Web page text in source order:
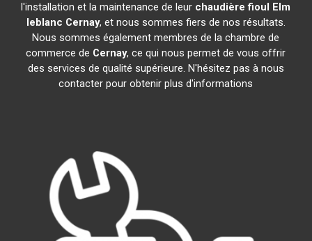
l'installation et la maintenance de leur chaudière fioul Elm
leblanc Cernay, et nous sommes fiers de nos résultats.
Nous sommes également membres de la chambre de
commerce de Cernay, ce qui nous permet de vous offrir
des services de qualité supérieure. N'hésitez pas à nous
contacter pour obtenir plus d'informations